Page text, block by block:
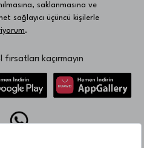
saklanmasına ve
sağlayıcı üçüncü kişilerle
.
kaçırmayın